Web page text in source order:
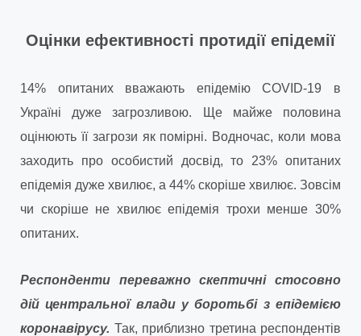
Оцінки ефективності протидії епідемії
14% опитаних вважають епідемію COVID-19 в
Україні дуже загрозливою. Ще майже половина
оцінюють її загрози як помірні. Водночас, коли мова
заходить про особистий досвід, то 23% опитаних
епідемія дуже хвилює, а 44% скоріше хвилює. Зовсім
чи скоріше не хвилює епідемія трохи менше 30%
опитаних.
Респонденти переважно скептичні стосовно
дій центральної влади у боротьбі з епідемією
коронавірусу. Так, приблизно третина респондентів